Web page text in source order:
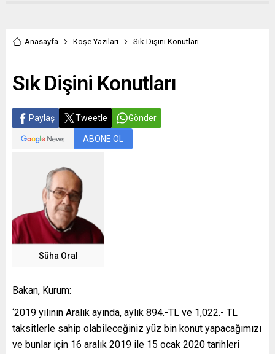
Anasayfa Köşe Yazıları Sık Dişini Konutları
Sık Dişini Konutları
Paylaş Tweetle Gönder
ABONE OL
Süha Oral
Bakan, Kurum:
‘2019 yılının Aralık ayında, aylık 894.-TL ve 1,022.- TL
taksitlerle sahip olabileceğiniz yüz bin konut yapacağımızı
ve bunlar için 16 aralık 2019 ile 15 ocak 2020 tarihleri